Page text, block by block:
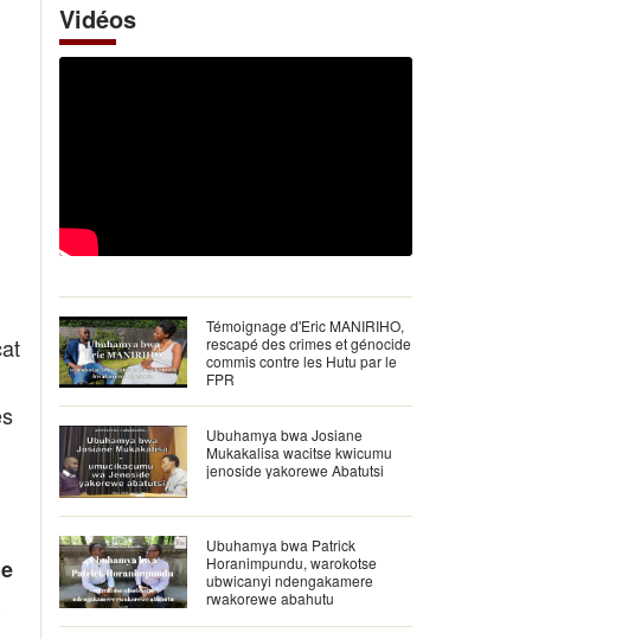
Vidéos
Témoignage d'Eric MANIRIHO,
rescapé des crimes et génocide
commis contre les Hutu par le
FPR
Ubuhamya bwa Josiane
Mukakalisa wacitse kwicumu
jenoside yakorewe Abatutsi
Ubuhamya bwa Patrick
Horanimpundu, warokotse
ubwicanyi ndengakamere
rwakorewe abahutu